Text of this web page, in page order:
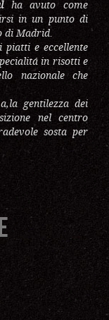
ha avuto come
in un punto di
di Madrid.
piatti e eccellente
in risotti e
nazionale che
gentilezza dei
nel centro
sosta per